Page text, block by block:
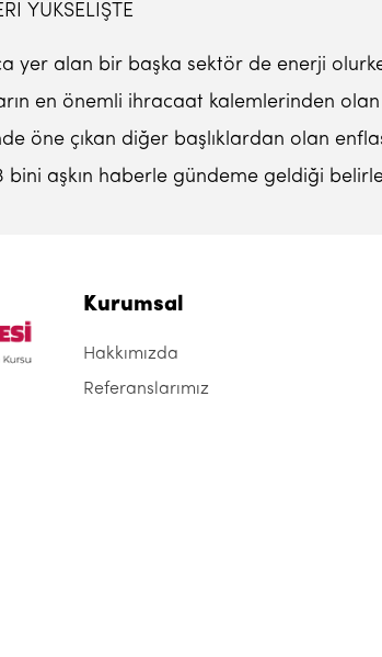
YÜKSELİŞTE
yer alan bir başka sektör de enerji
en önemli ihracaat kalemlerinden
öne çıkan diğer başlıklardan olan
bini aşkın haberle gündeme geldiği
Kurumsal
Hakkımızda
Referanslarımız